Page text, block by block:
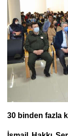
30 binden fazla